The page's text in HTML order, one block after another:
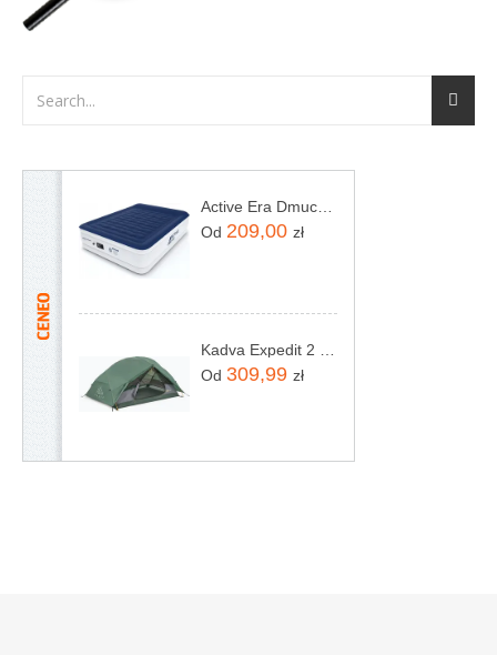
Od 209,00 zł
Od 309,99 zł